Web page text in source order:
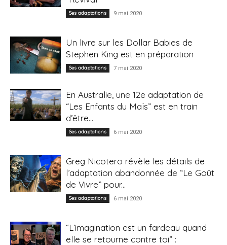
Ses adaptations 9 mai 2020
Un livre sur les Dollar Babies de
Stephen King est en préparation
Ses adaptations 7 mai 2020
En Australie, une 12e adaptation de
“Les Enfants du Maïs” est en train
d’être...
Ses adaptations 6 mai 2020
Greg Nicotero révèle les détails de
l’adaptation abandonnée de “Le Goût
de Vivre” pour...
Ses adaptations 6 mai 2020
“L’imagination est un fardeau quand
elle se retourne contre toi” :